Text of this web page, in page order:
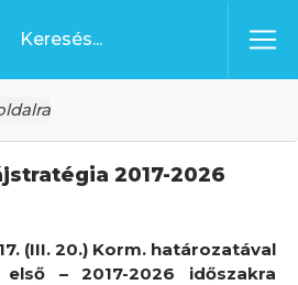
2017-2026
(III. 20.) Korm. határozatával
– 2017-2026 időszakra